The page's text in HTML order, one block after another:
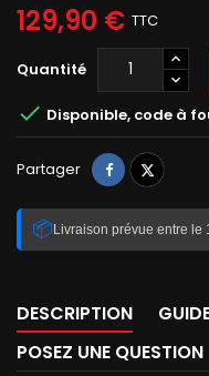
129,90 € TTC
Quantité
 Disponible, code à
Partager PartagerTweet
📦Livraison prévue entre le
DESCRIPTION
POSEZ UNE QUESTION